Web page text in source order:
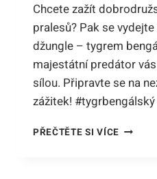
Chcete zažít
pralesů? Pak se
džungle – tygrem
majestátní predátor
sílou. Připravte se na
zážitek!
PŘEČTĚTE SI VÍCETYGR